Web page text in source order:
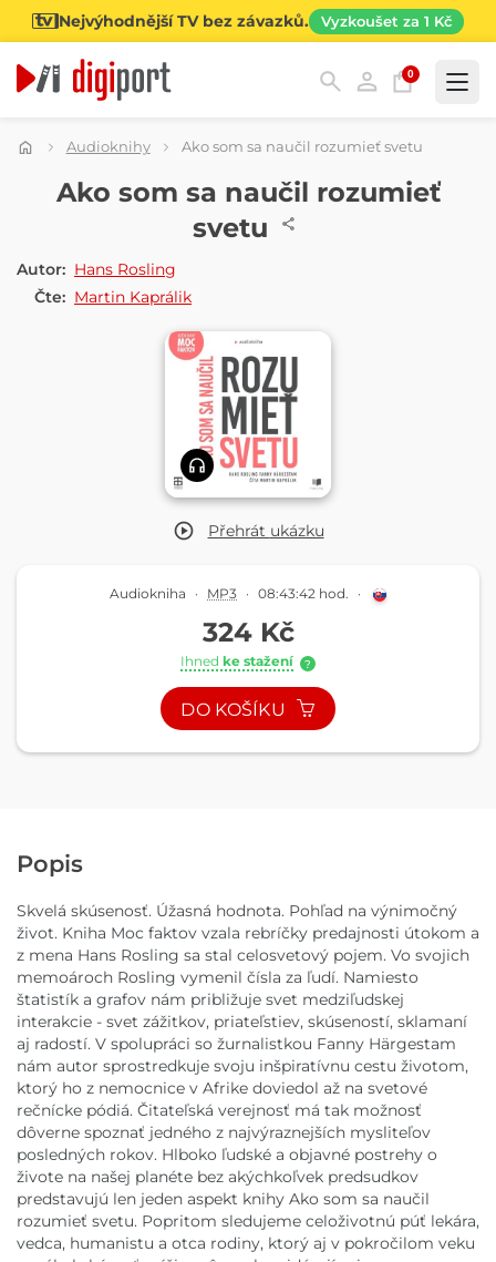
Nejvýhodnější TV bez závazků. Vyzkoušet za 1 Kč
0
Kategorie
Audioknihy Ako som sa naučil rozumieť svetu
Přehrát ukázku
AUDIOKNIHA
Ako som sa naučil rozumieť
svetu
Autor: Hans Rosling
Čte: Martin Kaprálik
Audiokniha · MP3 · 08:43:42 hod. ·
324 Kč
Ihned ke stažení ?
DO KOŠÍKU
Popis
Skvelá skúsenosť. Úžasná hodnota. Pohľad na výnimočný
život. Kniha Moc faktov vzala rebríčky predajnosti útokom a
z mena Hans Rosling sa stal celosvetový pojem. Vo svojich
memoároch Rosling vymenil čísla za ľudí. Namiesto
štatistík a grafov nám približuje svet medziľudskej
interakcie - svet zážitkov, priateľstiev, skúseností, sklamaní
aj radostí. V spolupráci so žurnalistkou Fanny Härgestam
nám autor sprostredkuje svoju inšpiratívnu cestu životom,
ktorý ho z nemocnice v Afrike doviedol až na svetové
rečnícke pódiá. Čitateľská verejnosť má tak možnosť
dôverne spoznať jedného z najvýraznejších mysliteľov
posledných rokov. Hlboko ľudské a objavné postrehy o
živote na našej planéte bez akýchkoľvek predsudkov
predstavujú len jeden aspekt knihy Ako som sa naučil
rozumieť svetu. Popritom sledujeme celoživotnú púť lekára,
vedca, humanistu a otca rodiny, ktorý aj v pokročilom veku